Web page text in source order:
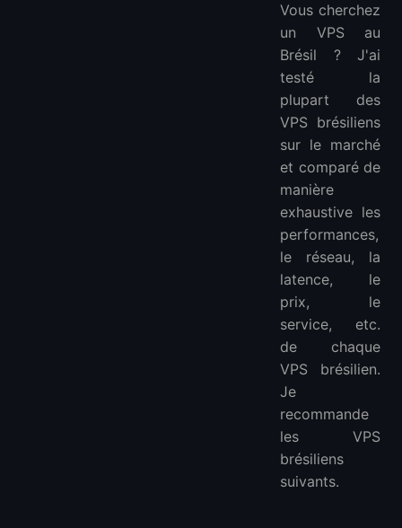
Vous cherchez
un VPS au
Brésil ? J'ai
testé la
plupart des
VPS brésiliens
sur le marché
et comparé de
manière
exhaustive les
performances,
le réseau, la
latence, le
prix, le
service, etc.
de chaque
VPS brésilien.
Je
recommande
les VPS
brésiliens
suivants.